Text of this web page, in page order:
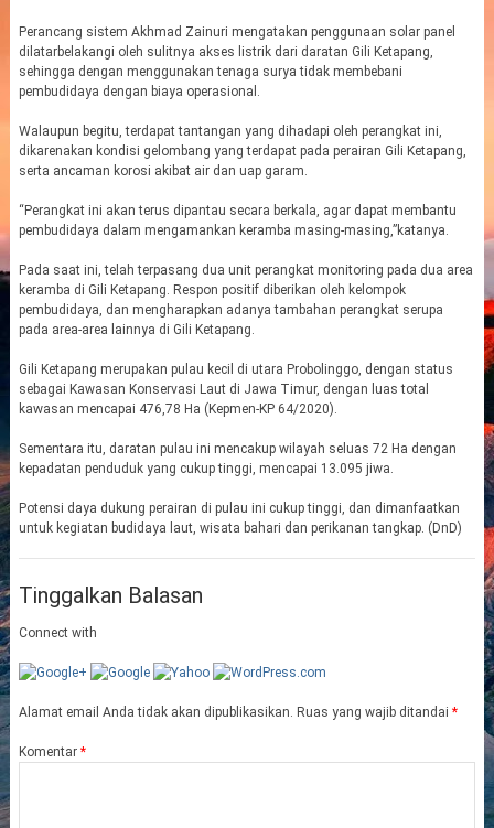
Perancang sistem Akhmad Zainuri mengatakan penggunaan solar panel
dilatarbelakangi oleh sulitnya akses listrik dari daratan Gili Ketapang,
sehingga dengan menggunakan tenaga surya tidak membebani
pembudidaya dengan biaya operasional.
Walaupun begitu, terdapat tantangan yang dihadapi oleh perangkat ini,
dikarenakan kondisi gelombang yang terdapat pada perairan Gili Ketapang,
serta ancaman korosi akibat air dan uap garam.
“Perangkat ini akan terus dipantau secara berkala, agar dapat membantu
pembudidaya dalam mengamankan keramba masing-masing,”katanya.
Pada saat ini, telah terpasang dua unit perangkat monitoring pada dua area
keramba di Gili Ketapang. Respon positif diberikan oleh kelompok
pembudidaya, dan mengharapkan adanya tambahan perangkat serupa
pada area-area lainnya di Gili Ketapang.
Gili Ketapang merupakan pulau kecil di utara Probolinggo, dengan status
sebagai Kawasan Konservasi Laut di Jawa Timur, dengan luas total
kawasan mencapai 476,78 Ha (Kepmen-KP 64/2020).
Sementara itu, daratan pulau ini mencakup wilayah seluas 72 Ha dengan
kepadatan penduduk yang cukup tinggi, mencapai 13.095 jiwa.
Potensi daya dukung perairan di pulau ini cukup tinggi, dan dimanfaatkan
untuk kegiatan budidaya laut, wisata bahari dan perikanan tangkap. (DnD)
Tinggalkan Balasan
Connect with
Alamat email Anda tidak akan dipublikasikan. Ruas yang wajib ditandai *
Komentar *